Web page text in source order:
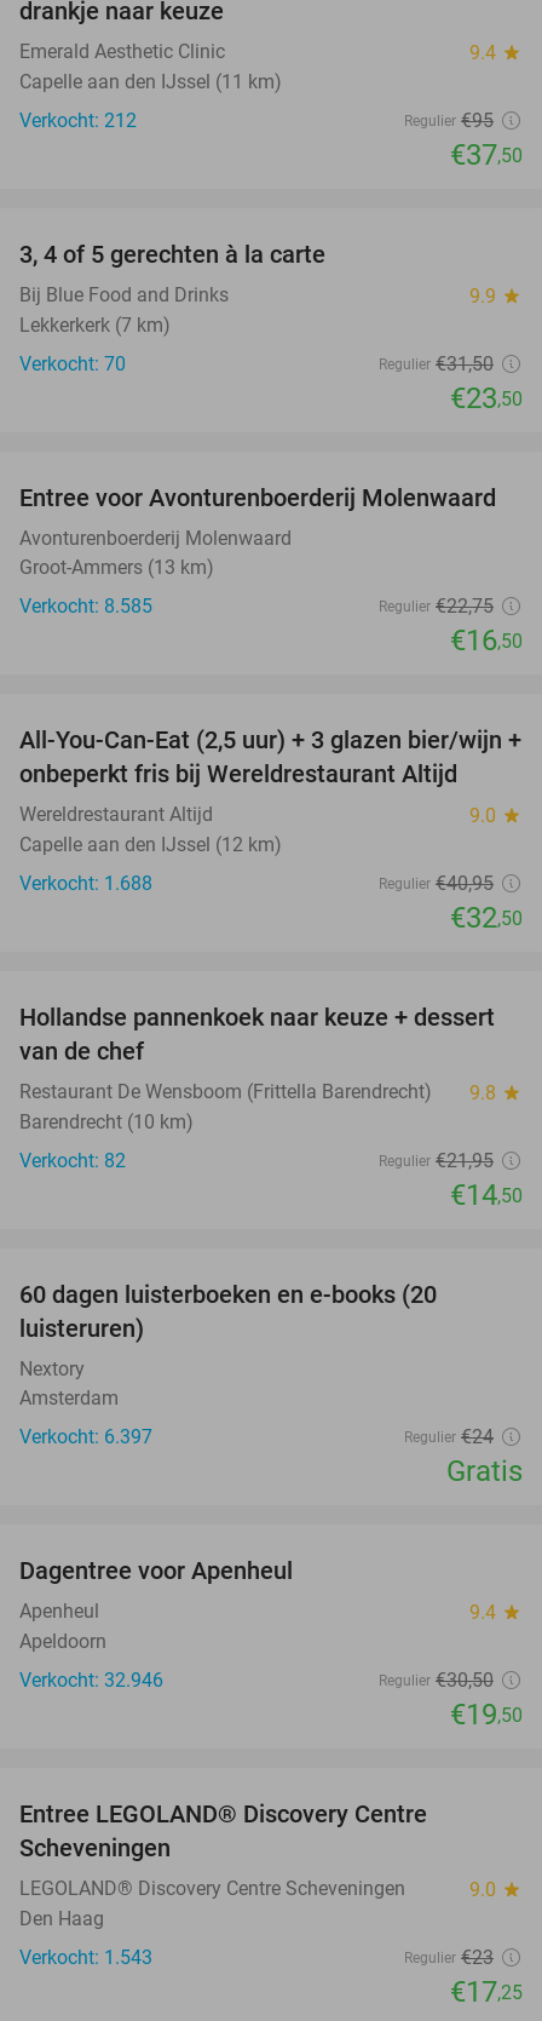
drankje naar keuze
Emerald Aesthetic Clinic 9.4 star
Capelle aan den IJssel (11 km)
Verkocht: 212
Regulier €95
€37,50
3, 4 of 5 gerechten à la carte
Bij Blue Food and Drinks 9.9 star
Lekkerkerk (7 km)
Verkocht: 70
Regulier €31,50
€23,50
27%
Entree voor Avonturenboerderij Molenwaard
Avonturenboerderij Molenwaard
Groot-Ammers (13 km)
Verkocht: 8.585
Regulier €22,75
€16,50
21%
All-You-Can-Eat (2,5 uur) + 3 glazen bier/wijn +
onbeperkt fris bij Wereldrestaurant Altijd
Wereldrestaurant Altijd 9.0 star
Capelle aan den IJssel (12 km)
Verkocht: 1.688
Regulier €40,95
€32,50
34%
Hollandse pannenkoek naar keuze + dessert
van de chef
Restaurant De Wensboom (Frittella Barendrecht) 9.8 star
Barendrecht (10 km)
Verkocht: 82
Regulier €21,95
€14,50
60 dagen luisterboeken en e-books (20
luisteruren)
Nextory
Amsterdam
Verkocht: 6.397
Regulier €24
Gratis
Dagentree voor Apenheul
Apenheul 9.4 star
Apeldoorn
Verkocht: 32.946
Regulier €30,50
€19,50
Entree LEGOLAND® Discovery Centre
Scheveningen
LEGOLAND® Discovery Centre Scheveningen 9.0 star
Den Haag
Verkocht: 1.543
Regulier €23
€17,25